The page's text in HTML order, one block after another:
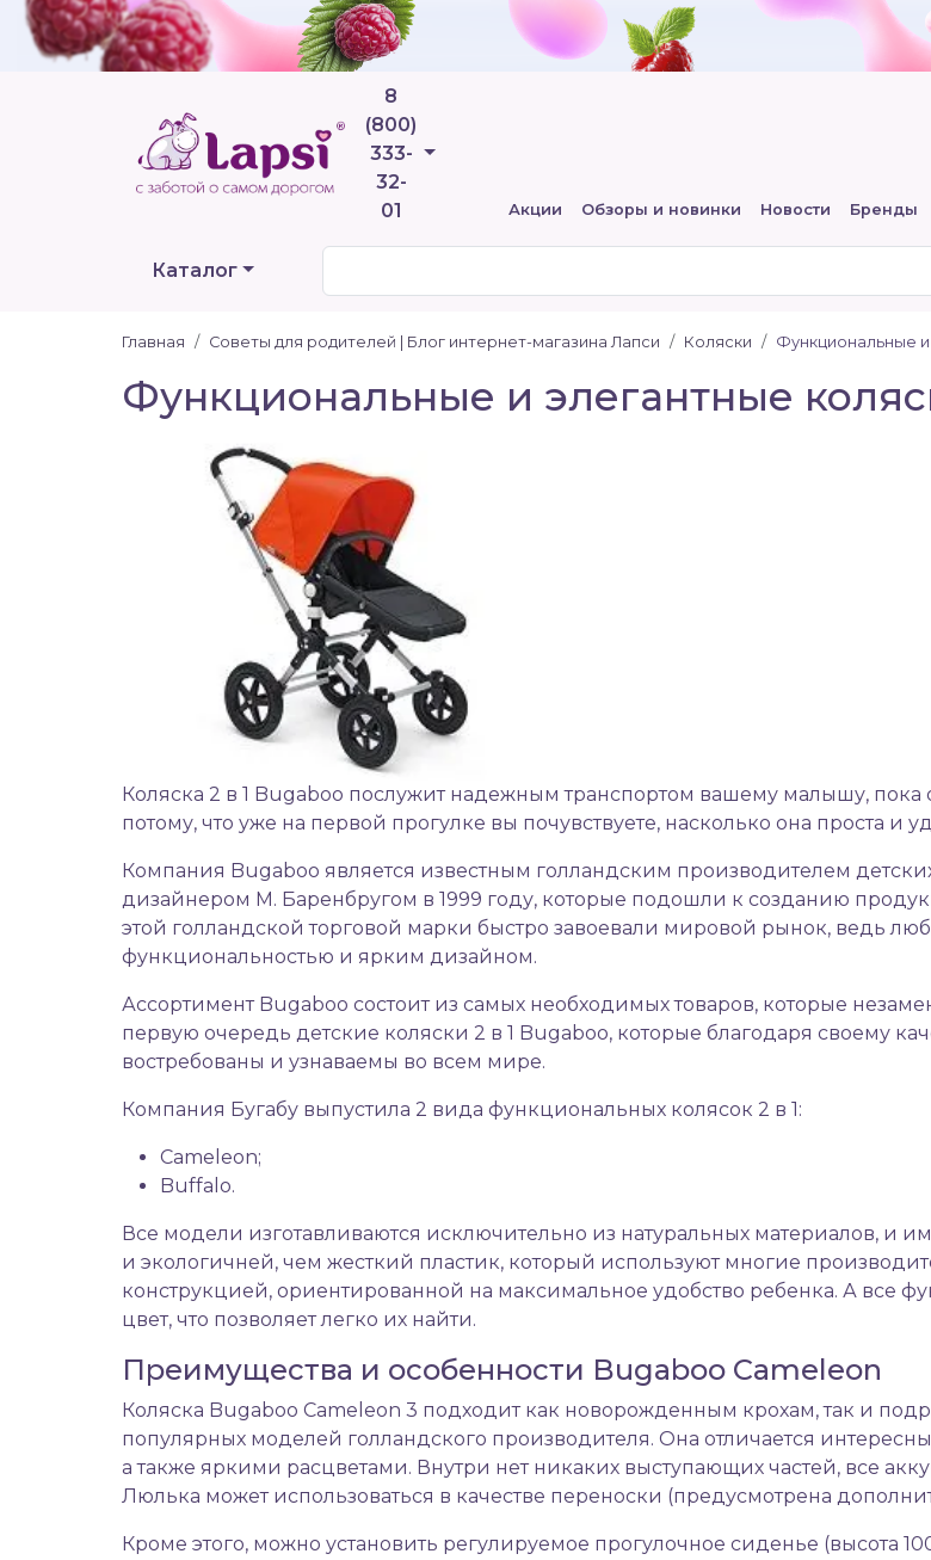
8
(800)
333-
32-
01
Телефоны
Акции Обзоры и новинки Новости Бренды
Каталог
Главная Советы для родителей | Блог интернет-магазина Лапси Коляски Функциональные и
Функциональные и элегантные
Коляска 2 в 1 Bugaboo послужит надежным транспортом вашему малышу, пока
потому, что уже на первой прогулке вы почувствуете, насколько она проста и
Компания Bugaboo является известным голландским производителем
дизайнером М. Баренбругом в 1999 году, которые подошли к созданию
этой голландской торговой марки быстро завоевали мировой рынок, ведь
функциональностью и ярким дизайном.
Ассортимент Bugaboo состоит из самых необходимых товаров, которые
первую очередь детские коляски 2 в 1 Bugaboo, которые благодаря своему
востребованы и узнаваемы во всем мире.
Компания Бугабу выпустила 2 вида функциональных колясок 2 в 1:
Cameleon;
Buffalo.
Все модели изготавливаются исключительно из натуральных материалов, и
и экологичней, чем жесткий пластик, который используют многие
конструкцией, ориентированной на максимальное удобство ребенка. А
цвет, что позволяет легко их найти.
Преимущества и особенности Bugaboo Cameleon
Коляска Bugaboo Cameleon 3 подходит как новорожденным крохам, так и
популярных моделей голландского производителя. Она отличается
а также яркими расцветами. Внутри нет никаких выступающих частей, все
Люлька может использоваться в качестве переноски (предусмотрена
Кроме этого, можно установить регулируемое прогулочное сиденье (высота